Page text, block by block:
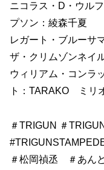
ニコラス・D・ウ
プソン：綾森千夏
レガート・ブルーサ
ザ・クリムゾンネイ
ウィリアム・コンラ
ト：TARAKO ミリ
＃TRIGUN ＃
＃松岡禎丞 ＃あん